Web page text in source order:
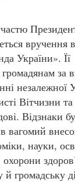
вручення
України». Її
за
незалежної
Вітчизни
Відзнаки
вагомий
науки,
громадську